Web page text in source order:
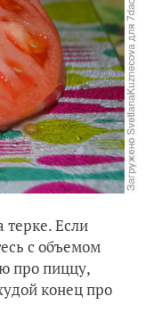
Если
с объемом
про пиццу,
конец про